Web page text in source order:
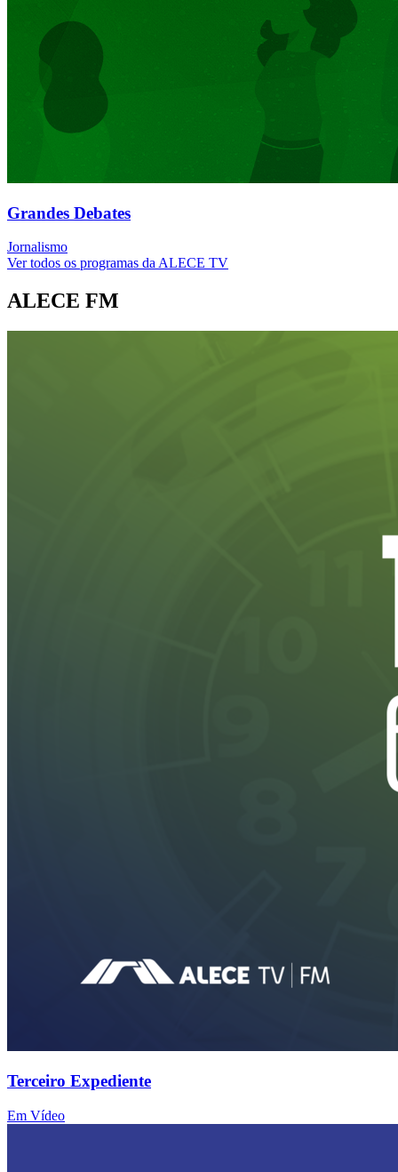
Grandes Debates
Jornalismo
Ver todos os programas da ALECE TV
ALECE FM
Terceiro Expediente
Em Vídeo